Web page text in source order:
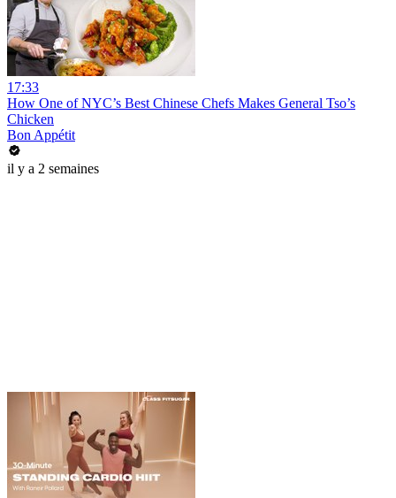
17:33
How One of NYC’s Best Chinese Chefs Makes General Tso’s
Chicken
Bon Appétit
il y a 2 semaines